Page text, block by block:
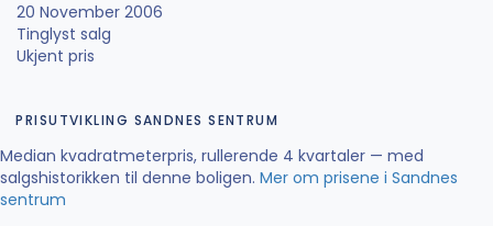
20 November 2006
Tinglyst salg
Ukjent pris
PRISUTVIKLING SANDNES SENTRUM
Median kvadratmeterpris, rullerende 4 kvartaler — med
salgshistorikken til denne boligen. Mer om prisene i Sandnes
sentrum